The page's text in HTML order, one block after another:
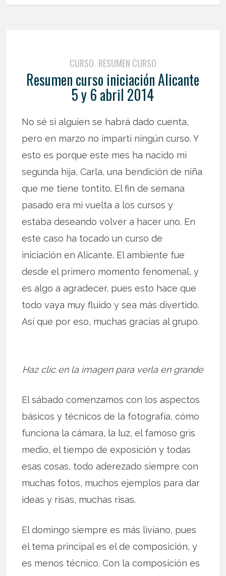
CURSO, RESUMEN CURSO
Resumen curso iniciación Alicante
5 y 6 abril 2014
No sé si alguien se habrá dado cuenta,
pero en marzo no impartí ningún curso. Y
esto es porque este mes ha nacido mi
segunda hija, Carla, una bendición de niña
que me tiene tontito. El fin de semana
pasado era mi vuelta a los cursos y
estaba deseando volver a hacer uno. En
este caso ha tocado un curso de
iniciación en Alicante. El ambiente fue
desde el primero momento fenomenal, y
es algo a agradecer, pues esto hace que
todo vaya muy fluido y sea más divertido.
Así que por eso, muchas gracias al grupo.
Haz clic en la imagen para verla en grande
El sábado comenzamos con los aspectos
básicos y técnicos de la fotografía, cómo
funciona la cámara, la luz, el famoso gris
medio, el tiempo de exposición y todas
esas cosas, todo aderezado siempre con
muchas fotos, muchos ejemplos para dar
ideas y risas, muchas risas.
El domingo siempre es más liviano, pues
el tema principal es el de composición, y
es menos técnico. Con la composición es